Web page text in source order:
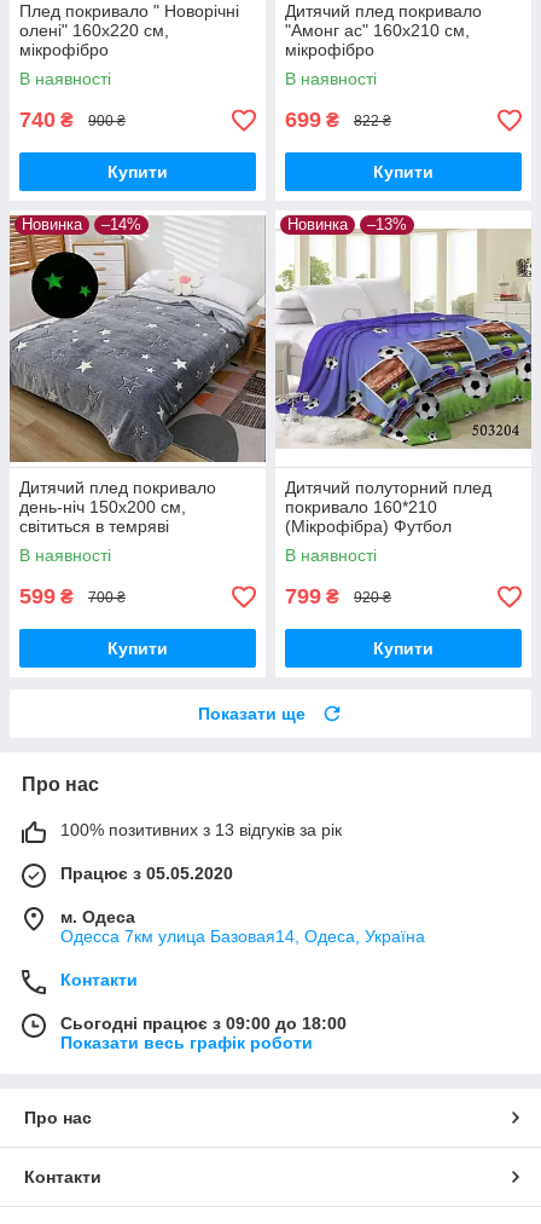
Плед покривало " Новорічні
олені" 160х220 см,
мікрофібро
В наявності
740 ₴ 900 ₴
Купити
Дитячий плед покривало
"Амонг ас" 160х210 см,
мікрофібро
В наявності
699 ₴ 822 ₴
Купити
Новинка –14%
Дитячий плед покривало
день-ніч 150х200 см,
світиться в темряві
(Мікрофібра)
В наявності
599 ₴ 700 ₴
Купити
Новинка –13%
Дитячий полуторний плед
покривало 160*210
(Мікрофібра) Футбол
В наявності
799 ₴ 920 ₴
Купити
Показати ще
Про нас
100% позитивних з 13 відгуків за рік
Працює з 05.05.2020
м. Одеса
Одесса 7км улица Базовая14, Одеса, Україна
Контакти
Сьогодні працює з 09:00 до 18:00
Показати весь графік роботи
Про нас
Контакти